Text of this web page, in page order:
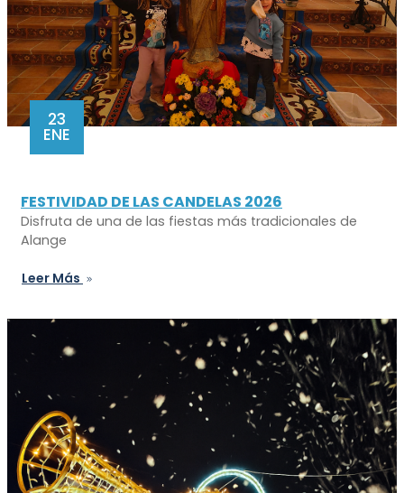
23
ENE
FESTIVIDAD DE LAS CANDELAS 2026
Disfruta de una de las fiestas más tradicionales de
Alange
Leer Más